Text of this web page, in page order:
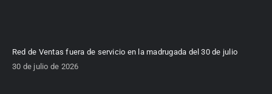
Red de Ventas fuera de servicio en la madrugada del 30 de julio
30 de julio de 2026